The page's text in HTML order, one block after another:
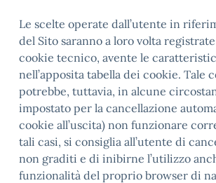
Le scelte operate dall’utente in
del Sito saranno a loro volta
cookie tecnico, avente le
nell’apposita tabella dei cookie. Tale
potrebbe, tuttavia, in alcune
impostato per la cancellazione
cookie all’uscita) non funzionare
tali casi, si consiglia all’utente di
non graditi e di inibirne l’utilizzo
funzionalità del proprio browser di